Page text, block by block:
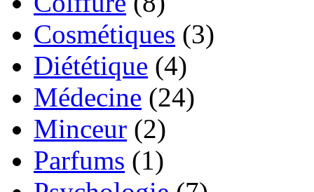
Cosmétiques (3)
Diététique (4)
Médecine (24)
Minceur (2)
Parfums (1)